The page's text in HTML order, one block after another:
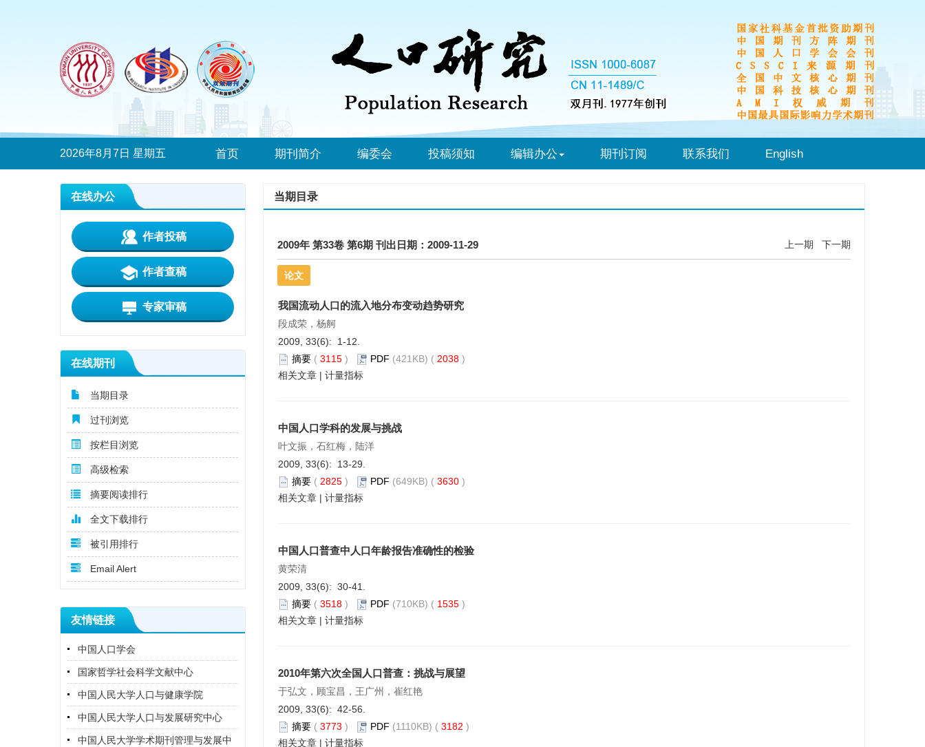
2026年8月7日 星期五 首页 期刊简介 编委会 投稿须知 编辑办公 期刊订阅 联系我们 English
在线办公
作者投稿
作者查稿
专家审稿
在线期刊
当期目录
过刊浏览
按栏目浏览
高级检索
摘要阅读排行
全文下载排行
被引用排行
Email Alert
友情链接
中国人口学会
国家哲学社会科学文献中心
中国人民大学人口与健康学院
中国人民大学人口与发展研究中心
中国人民大学学术期刊管理与发展中
当期目录
2009年 第33卷 第6期 刊出日期：2009-11-29 上一期 下一期
论文
我国流动人口的流入地分布变动趋势研究
段成荣，杨舸
2009, 33(6): 1-12.
摘要 ( 3115 ) PDF (421KB) ( 2038 )
相关文章 | 计量指标
中国人口学科的发展与挑战
叶文振，石红梅，陆洋
2009, 33(6): 13-29.
摘要 ( 2825 ) PDF (649KB) ( 3630 )
相关文章 | 计量指标
中国人口普查中人口年龄报告准确性的检验
黄荣清
2009, 33(6): 30-41.
摘要 ( 3518 ) PDF (710KB) ( 1535 )
相关文章 | 计量指标
2010年第六次全国人口普查：挑战与展望
于弘文，顾宝昌，王广州，崔红艳
2009, 33(6): 42-56.
摘要 ( 3773 ) PDF (1110KB) ( 3182 )
相关文章 | 计量指标